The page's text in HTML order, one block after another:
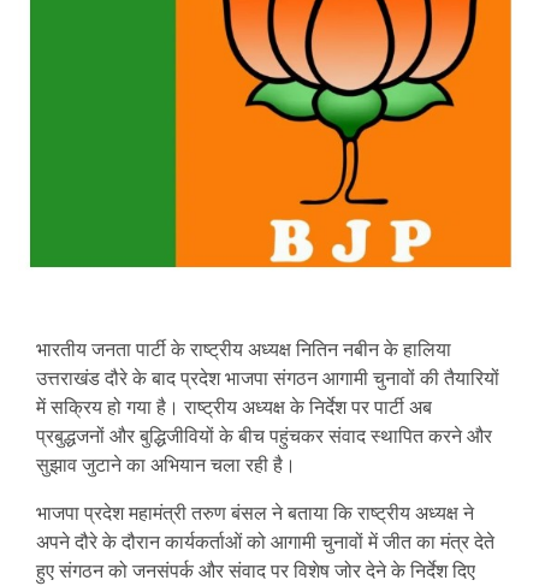
भारतीय जनता पार्टी के राष्ट्रीय अध्यक्ष नितिन नबीन के हालिया
उत्तराखंड दौरे के बाद प्रदेश भाजपा संगठन आगामी चुनावों की तैयारियों
में सक्रिय हो गया है। राष्ट्रीय अध्यक्ष के निर्देश पर पार्टी अब
प्रबुद्धजनों और बुद्धिजीवियों के बीच पहुंचकर संवाद स्थापित करने और
सुझाव जुटाने का अभियान चला रही है।
भाजपा प्रदेश महामंत्री तरुण बंसल ने बताया कि राष्ट्रीय अध्यक्ष ने
अपने दौरे के दौरान कार्यकर्ताओं को आगामी चुनावों में जीत का मंत्र देते
हुए संगठन को जनसंपर्क और संवाद पर विशेष जोर देने के निर्देश दिए